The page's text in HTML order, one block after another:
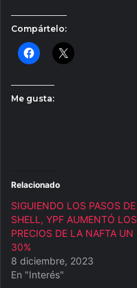
Compártelo:
Me gusta:
Relacionado
SIGUIENDO LOS PASOS DE
SHELL, YPF AUMENTÓ LOS
PRECIOS DE LA NAFTA UN
30%
8 diciembre, 2023
En "Interés"